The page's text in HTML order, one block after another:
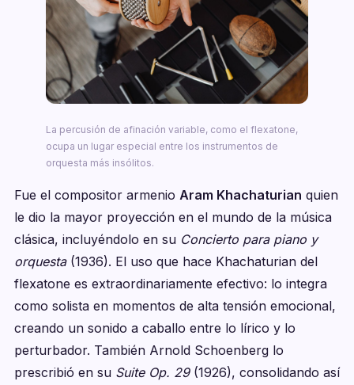
La percusión de afinación variable, como el flexatone,
ocupa un lugar especial entre los instrumentos de
orquesta más insólitos.
Fue el compositor armenio Aram Khachaturian quien
le dio la mayor proyección en el mundo de la música
clásica, incluyéndolo en su Concierto para piano y
orquesta(1936). El uso que hace Khachaturian del
flexatone es extraordinariamente efectivo: lo integra
como solista en momentos de alta tensión emocional,
creando un sonido a caballo entre lo lírico y lo
perturbador. También Arnold Schoenberg lo
prescribió en su Suite Op. 29(1926), consolidando así